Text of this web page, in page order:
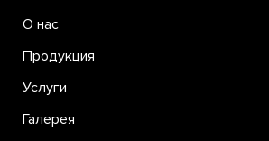
О нас
Продукция
Услуги
Галерея